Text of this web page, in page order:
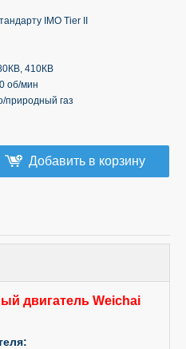
IMO Tier II
410КВ
об/мин
природный газ
Добавить в корзину
двигатель Weichai